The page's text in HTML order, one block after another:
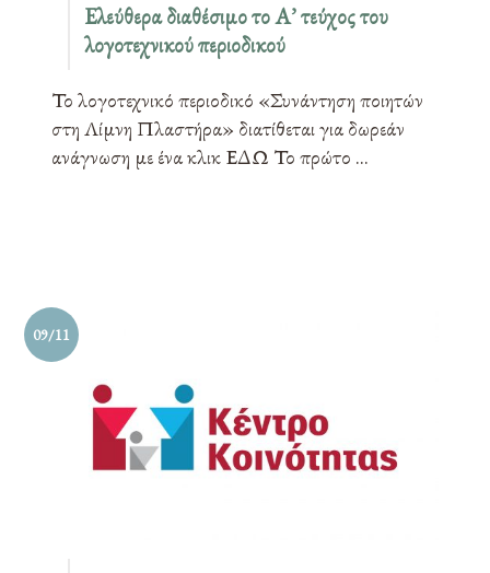
Ελεύθερα διαθέσιμο το Α’ τεύχος του
λογοτεχνικού περιοδικού
Το λογοτεχνικό περιοδικό «Συνάντηση ποιητών
στη Λίμνη Πλαστήρα» διατίθεται για δωρεάν
ανάγνωση με ένα κλικ ΕΔΩ Το πρώτο ...
09/11